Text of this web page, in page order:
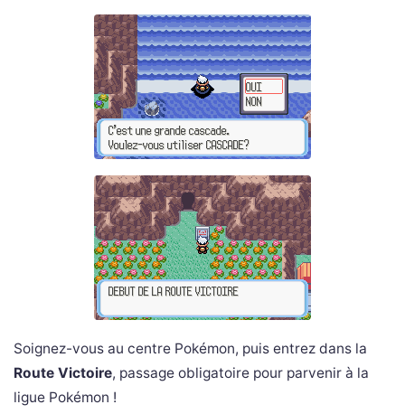
Soignez-vous au centre Pokémon, puis entrez dans la
Route Victoire, passage obligatoire pour parvenir à la
ligue Pokémon !